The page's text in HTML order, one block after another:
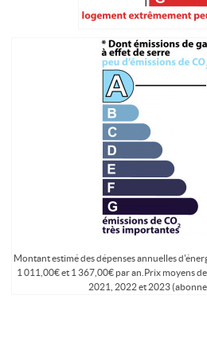
Montant estimé des dépenses annuelles
1 011,00€ et 1 367,00€ par an.Prix moyens
2021, 2022 et 2023